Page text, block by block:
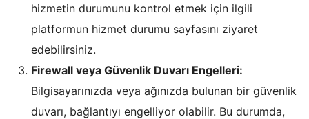
hizmetin durumunu kontrol etmek için ilgili
platformun hizmet durumu sayfasını ziyaret
edebilirsiniz.
Firewall veya Güvenlik Duvarı Engelleri:
Bilgisayarınızda veya ağınızda bulunan bir güvenlik
duvarı, bağlantıyı engelliyor olabilir. Bu durumda,